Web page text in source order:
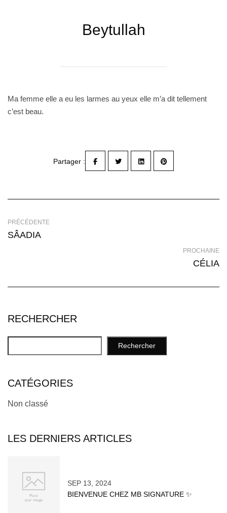
Beytullah
RECHERCHER
Rechercher
CATÉGORIES
Non classé
LES DERNIERS ARTICLES
SEP 13, 2024
BIENVENUE CHEZ MB SIGNATURE ✨
Ma femme elle a eu les larmes au yeux elle m’a dit tellement
c’est beau.
Partager :
PRÉCÉDENTE
SÂADIA
PROCHAINE
CÉLIA